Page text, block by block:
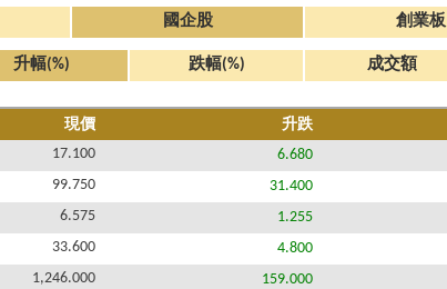
國企股 創業板
升幅(%) 跌幅(%) 成交額
現價 升跌
17.100 6.680
99.750 31.400
6.575 1.255
33.600 4.800
1,246.000 159.000